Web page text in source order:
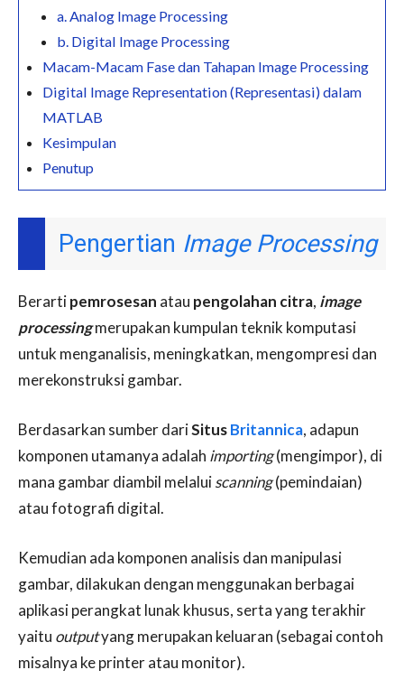
a. Analog Image Processing
b. Digital Image Processing
Macam-Macam Fase dan Tahapan Image Processing
Digital Image Representation (Representasi) dalam
MATLAB
Kesimpulan
Penutup
Pengertian Image Processing
Berartipemrosesan atau pengolahan citra, image
processingmerupakan kumpulan teknik komputasi
untuk menganalisis, meningkatkan, mengompresi dan
merekonstruksi gambar.
Berdasarkan sumber dariSitusBritannica, adapun
komponen utamanya adalah importing(mengimpor), di
mana gambar diambil melaluiscanning(pemindaian)
atau fotografi digital.
Kemudian ada komponen analisis dan manipulasi
gambar, dilakukan dengan menggunakan berbagai
aplikasi perangkat lunak khusus, serta yang terakhir
yaitu outputyang merupakan keluaran (sebagai contoh
misalnya ke printer atau monitor).